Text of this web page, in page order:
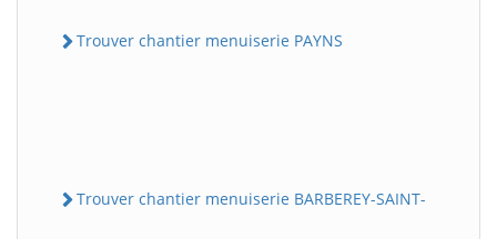
Trouver chantier menuiserie PAYNS
Trouver chantier menuiserie BARBEREY-SAINT-